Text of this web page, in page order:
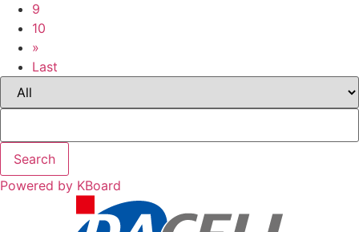
9
10
»
Last
Search
Powered by KBoard